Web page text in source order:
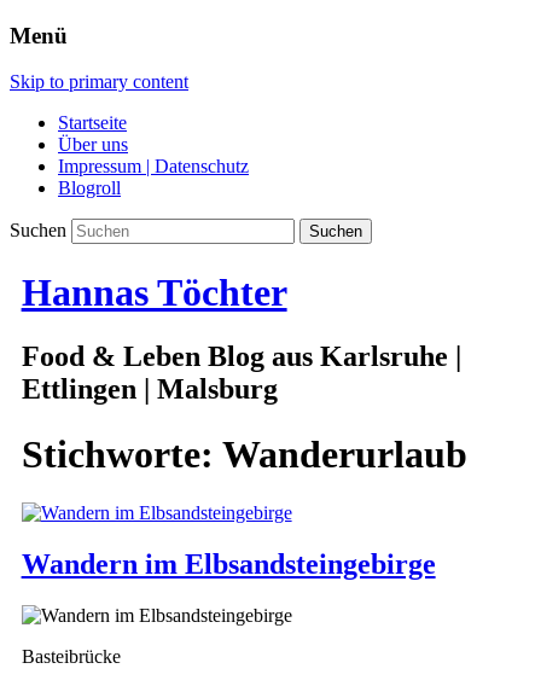
Menü
Skip to primary content
Startseite
Über uns
Impressum | Datenschutz
Blogroll
Suchen
Hannas Töchter
Food & Leben Blog aus Karlsruhe |
Ettlingen | Malsburg
Stichworte: Wanderurlaub
Wandern im Elbsandsteingebirge
Basteibrücke